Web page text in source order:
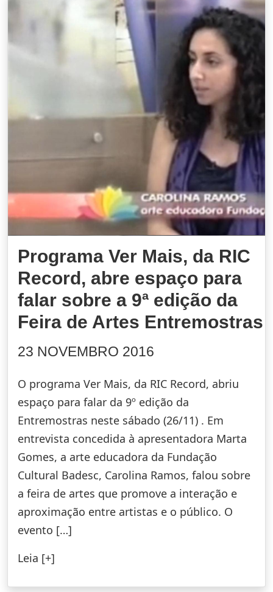
Programa Ver Mais, da RIC
Record, abre espaço para
falar sobre a 9ª edição da
Feira de Artes Entremostras
23 NOVEMBRO 2016
O programa Ver Mais, da RIC Record, abriu
espaço para falar da 9º edição da
Entremostras neste sábado (26/11) . Em
entrevista concedida à apresentadora Marta
Gomes, a arte educadora da Fundação
Cultural Badesc, Carolina Ramos, falou sobre
a feira de artes que promove a interação e
aproximação entre artistas e o público. O
evento […]
Leia [+]